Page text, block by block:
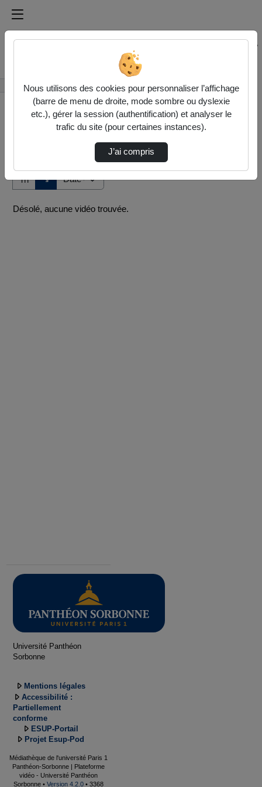
Médiathèque de l'université Paris
Rechercher un média sur Médiathèque de l'université
Accueil Vidéos
Tri ↘
Désolé, aucune vidéo trouvée.
Université Panthéon
Sorbonne
Mentions légales
Accessibilité :
Partiellement
conforme
ESUP-Portail
Projet Esup-Pod
Médiathèque de l'université Paris 1
Panthéon-Sorbonne | Plateforme
vidéo - Université Panthéon
Sorbonne • Version 4.2.0 • 3368
Nous utilisons des cookies pour personnaliser l’affichage
(barre de menu de droite, mode sombre ou dyslexie
etc.), gérer la session (authentification) et analyser le
trafic du site (pour certaines instances).
J’ai compris